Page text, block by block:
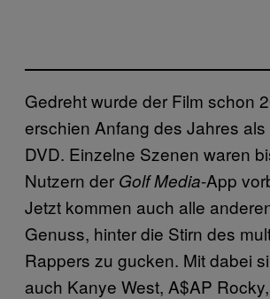
Gedreht wurde der Film schon
erschien Anfang des Jahres als
DVD. Einzelne Szenen waren
Nutzern der Golf Media-App
Jetzt kommen auch alle
Genuss, hinter die Stirn des
Rappers zu gucken. Mit dabei
auch Kanye West, A$AP